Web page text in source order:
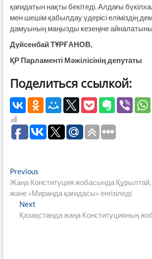
қағидатын нақты бекітеді. Алдағы
мен шешім қабылдау үдерісі еліміздің
дамуының маңызды кезеңіне айналатыны
Дүйсенбай ТҰРҒАНОВ,
ҚР Парламенті Мәжілісінің депутаты
Поделиться ссылкой:
Навигация
по
записям
PreviousPrevious
post:
Жаңа Конституция жобасында Құрылтай,
және «Миранда қағидасы» енгізіледі
Next
post:
Қазақстанда жаңа Конституцияның